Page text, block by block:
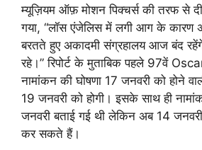
म्यूज़ियम ऑफ़ मोशन पिक्चर्स की तरफ से
गया, “लॉस एंजेलिस में लगी आग के कारण
बरतते हुए अकादमी संग्रहालय आज बंद
रहे।” रिपोर्ट के मुताबिक पहले 97वें
नामांकन की घोषणा 17 जनवरी को होने
19 जनवरी को होगी। इसके साथ ही
जनवरी बताई गई थी लेकिन अब 14
कर सकते हैं।